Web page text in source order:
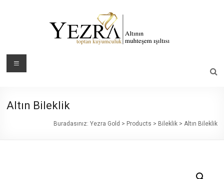
Yezra
Muhteşem
Menü
Altın Bileklik
Buradasınız: Yezra Gold > Products > Bileklik> Altın Bileklik